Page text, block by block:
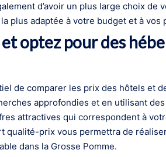
d’avoir un plus large choix de
plus adaptée à votre budget et à vos
optez pour des
de comparer les prix des hôtels et
approfondies et en utilisant
attractives qui correspondent à
qualité-prix vous permettra de
dans la Grosse Pomme.